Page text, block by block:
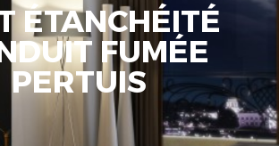
ÉTANCHÉITÉ
FUMÉE
PERTUIS